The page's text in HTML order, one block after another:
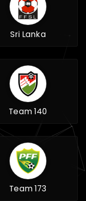
Sri Lanka
Team 140
Team 173